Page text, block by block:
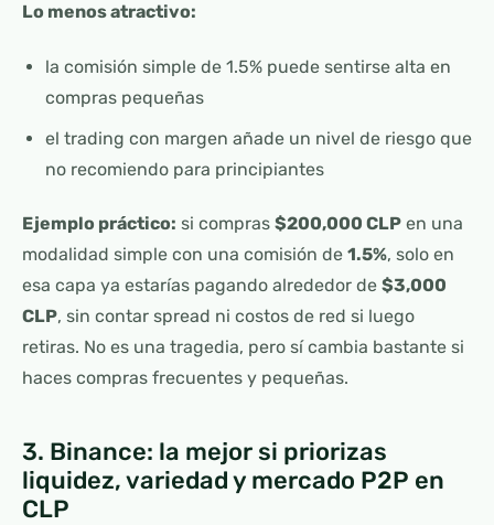
Lo menos atractivo:
la comisión simple de 1.5% puede sentirse alta en
compras pequeñas
el trading con margen añade un nivel de riesgo que
no recomiendo para principiantes
Ejemplo práctico: si compras $200,000 CLP en una
modalidad simple con una comisión de 1.5%, solo en
esa capa ya estarías pagando alrededor de $3,000
CLP, sin contar spread ni costos de red si luego
retiras. No es una tragedia, pero sí cambia bastante si
haces compras frecuentes y pequeñas.
3. Binance: la mejor si priorizas
liquidez, variedad y mercado P2P en
CLP